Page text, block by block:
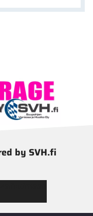
by SVH.fi